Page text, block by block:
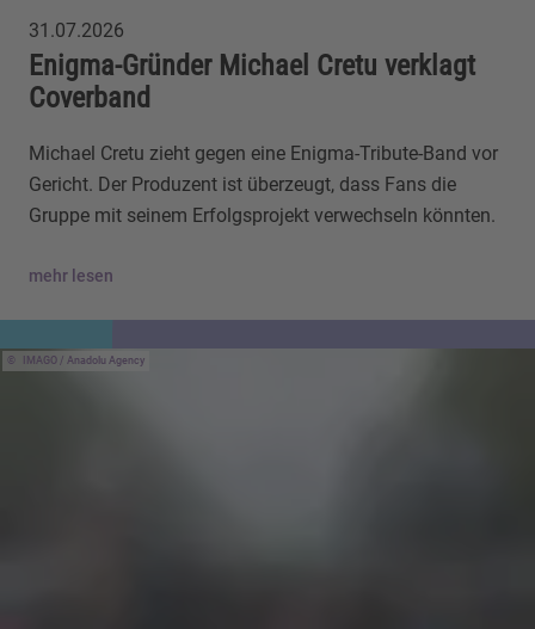
31.07.2026
Enigma-Gründer Michael Cretu verklagt
Coverband
Michael Cretu zieht gegen eine Enigma-Tribute-Band vor
Gericht. Der Produzent ist überzeugt, dass Fans die
Gruppe mit seinem Erfolgsprojekt verwechseln könnten.
mehr lesen
IMAGO / Anadolu Agency